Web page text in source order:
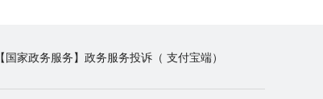
【国家政务服务】政务服务投诉（ 支付宝端）